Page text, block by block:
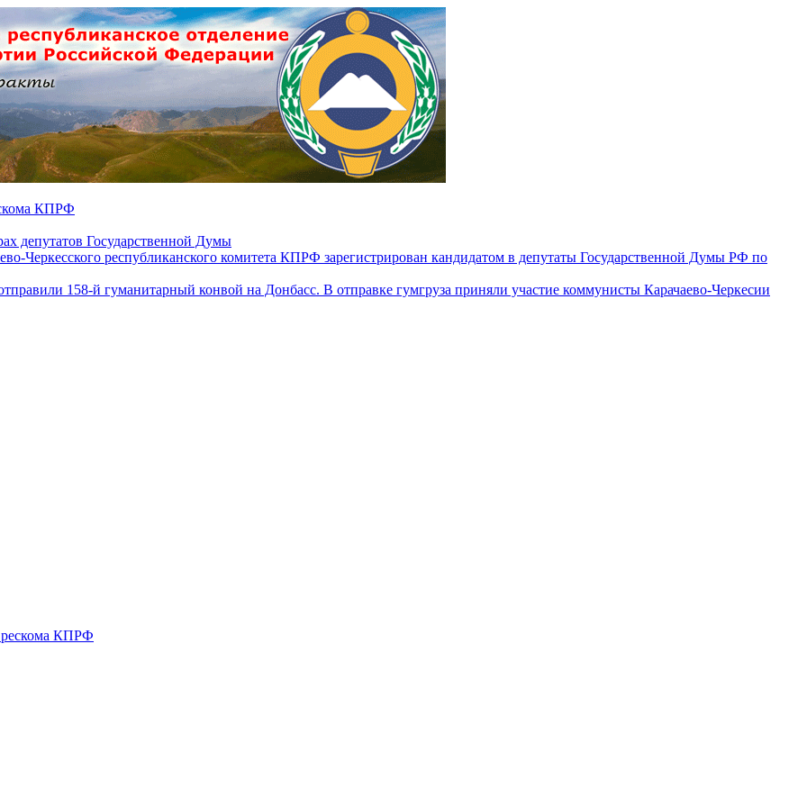
КПРФ
депутатов Государственной Думы
Черкесского республиканского комитета КПРФ зарегистрирован кандидатом в депутаты Государственной Думы РФ по
158-й гуманитарный конвой на Донбасс. В отправке гумгруза приняли участие коммунисты Карачаево-Черкесии
рескома КПРФ